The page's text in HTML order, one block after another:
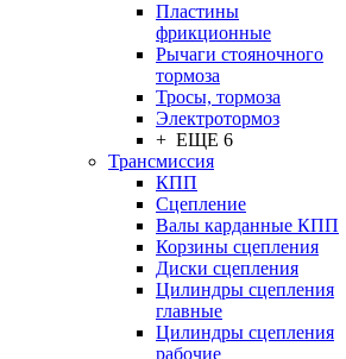
Пластины
фрикционные
Рычаги стояночного
тормоза
Тросы, тормоза
Электротормоз
+ ЕЩЕ 6
Трансмиссия
КПП
Сцепление
Валы карданные КПП
Корзины сцепления
Диски сцепления
Цилиндры сцепления
главные
Цилиндры сцепления
рабочие